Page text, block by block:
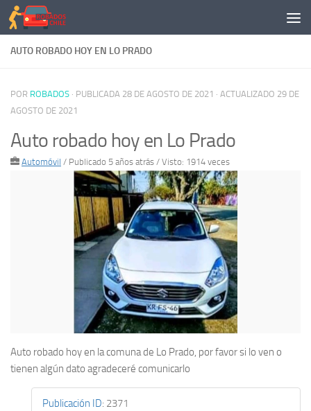
Saltar al contenido
AUTO ROBADO HOY EN LO PRADO
POR ROBADOS · PUBLICADA 28 DE AGOSTO DE 2021 · ACTUALIZADO 29 DE
AGOSTO DE 2021
Auto robado hoy en Lo Prado
Automóvil / Publicado 5 años atrás / Visto: 1914 veces
Auto robado hoy en la comuna de Lo Prado, por favor si lo ven o
tienen algún dato agradeceré comunicarlo
Publicación ID: 2371